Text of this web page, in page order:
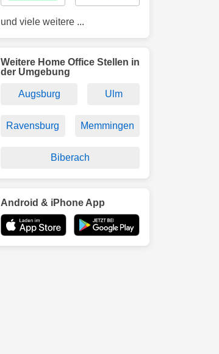
und viele weitere ...
Weitere Home Office Stellen in
der Umgebung
Augsburg Ulm
Ravensburg Memmingen
Biberach
Android & iPhone App